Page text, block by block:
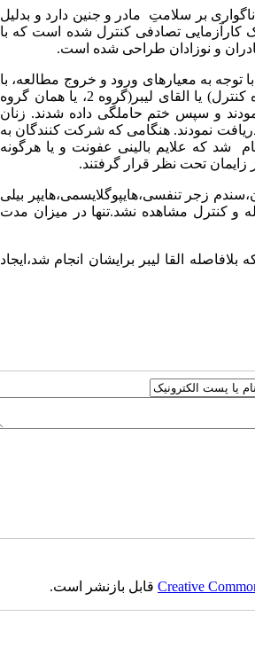
بر سلامتِ مادر و جنین دارد و بدلیل
کارآزمایی تصادفی کنترل شده است که با
توجه به معیارهای ورود و خروج مطالعه، با
(گروه 1، یا همان گروه کنترل) یا القای لیبر(گروه 2، یا همان گروه
کورتیکواستروئید دریافت نمودند و سپس ختم حاملگی داده شدند. زنان
مدیریت انتظاری شدند و کورتیکواستروئید به همراه آنتی بیوتیک را به مدت 7 روز دریافت نمودند. هنگامی که شرکت کنندگان به
انجام شد که علایم بالینی عفونت و یا هرگونه
زجر تنفسی،هایپوگلایسمی،هایپر بیلی
و کنترل مشاهده نشد.تنها در میزان مدت
القا لیبر برایشان انجام شد،ایجاد
Creativeقابل بازنشر است.